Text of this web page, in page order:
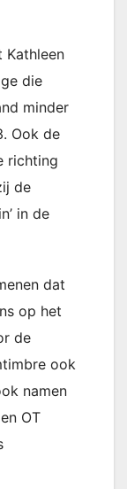
Kathleen
die
minder
Ook de
richting
de
in de
dat
op het
de
ook
namen
OT